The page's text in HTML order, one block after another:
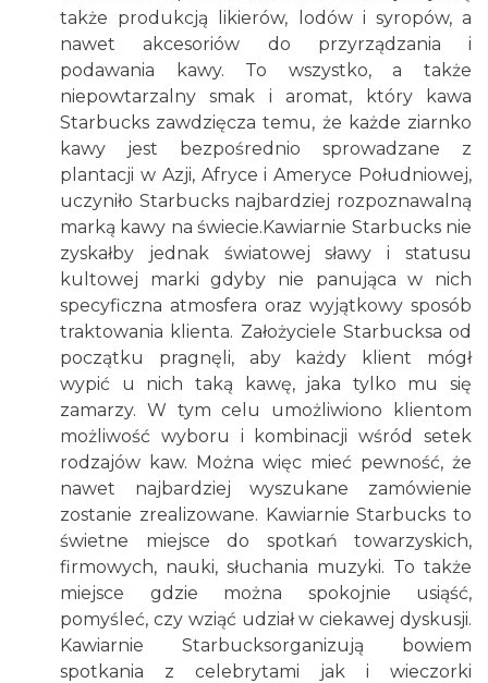
także produkcją likierów, lodów i syropów, a
nawet akcesoriów do przyrządzania i
podawania kawy. To wszystko, a także
niepowtarzalny smak i aromat, który kawa
Starbucks zawdzięcza temu, że każde ziarnko
kawy jest bezpośrednio sprowadzane z
plantacji w Azji, Afryce i Ameryce Południowej,
uczyniło Starbucks najbardziej rozpoznawalną
marką kawy na świecie.Kawiarnie Starbucks nie
zyskałby jednak światowej sławy i statusu
kultowej marki gdyby nie panująca w nich
specyficzna atmosfera oraz wyjątkowy sposób
traktowania klienta. Założyciele Starbucksa od
początku pragnęli, aby każdy klient mógł
wypić u nich taką kawę, jaka tylko mu się
zamarzy. W tym celu umożliwiono klientom
możliwość wyboru i kombinacji wśród setek
rodzajów kaw. Można więc mieć pewność, że
nawet najbardziej wyszukane zamówienie
zostanie zrealizowane. Kawiarnie Starbucks to
świetne miejsce do spotkań towarzyskich,
firmowych, nauki, słuchania muzyki. To także
miejsce gdzie można spokojnie usiąść,
pomyśleć, czy wziąć udział w ciekawej dyskusji.
Kawiarnie Starbucksorganizują bowiem
spotkania z celebrytami jak i wieczorki